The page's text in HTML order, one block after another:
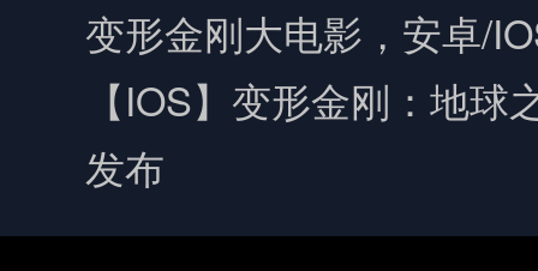
变形金刚大电影，安卓/
【IOS】变形金刚：地球
发布